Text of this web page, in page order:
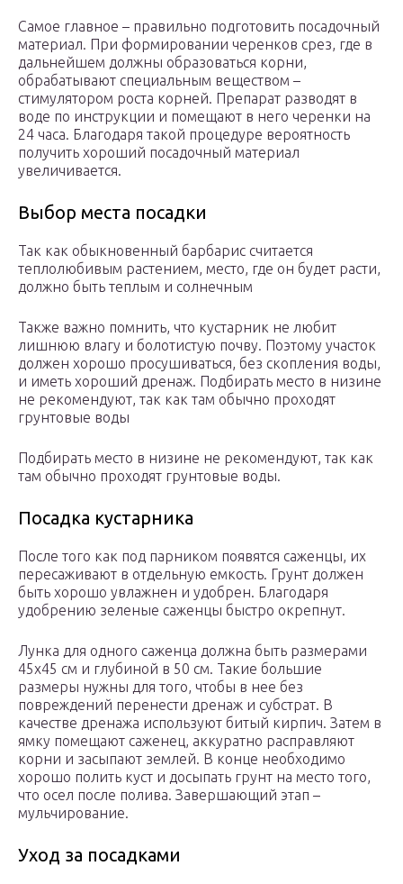
Самое главное – правильно подготовить посадочный
материал. При формировании черенков срез, где в
дальнейшем должны образоваться корни,
обрабатывают специальным веществом –
стимулятором роста корней. Препарат разводят в
воде по инструкции и помещают в него черенки на
24 часа. Благодаря такой процедуре вероятность
получить хороший посадочный материал
увеличивается.
Выбор места посадки
Так как обыкновенный барбарис считается
теплолюбивым растением, место, где он будет расти,
должно быть теплым и солнечным
Также важно помнить, что кустарник не любит
лишнюю влагу и болотистую почву. Поэтому участок
должен хорошо просушиваться, без скопления воды,
и иметь хороший дренаж. Подбирать место в низине
не рекомендуют, так как там обычно проходят
грунтовые воды
Подбирать место в низине не рекомендуют, так как
там обычно проходят грунтовые воды.
Посадка кустарника
После того как под парником появятся саженцы, их
пересаживают в отдельную емкость. Грунт должен
быть хорошо увлажнен и удобрен. Благодаря
удобрению зеленые саженцы быстро окрепнут.
Лунка для одного саженца должна быть размерами
45х45 см и глубиной в 50 см. Такие большие
размеры нужны для того, чтобы в нее без
повреждений перенести дренаж и субстрат. В
качестве дренажа используют битый кирпич. Затем в
ямку помещают саженец, аккуратно расправляют
корни и засыпают землей. В конце необходимо
хорошо полить куст и досыпать грунт на место того,
что осел после полива. Завершающий этап –
мульчирование.
Уход за посадками